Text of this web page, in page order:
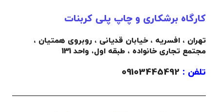
کارگاه برشکاری و چاپ پلی کربنات
تهران ، افسریه ، خیابان قدیانی ، روبروی همتیان ،
مجتمع تجاری خانواده ، طبقه اول، واحد 131
تلفن :